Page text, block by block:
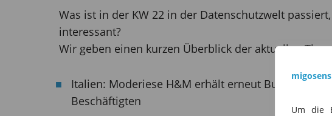
Um die
Was ist in der KW 22 in der Datenschutzwelt
interessant?
Wir geben einen kurzen Überblick der aktuellen
Italien: Moderiese H&M erhält erneut Bußgeld
Beschäftigten